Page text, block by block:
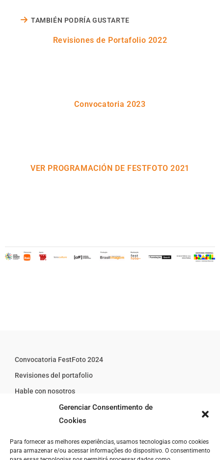
Gerenciar Consentimento de
Cookies
Para fornecer as melhores experiências, usamos tecnologias como cookies
para armazenar e/ou acessar informações do dispositivo. O consentimento
TAMBIÉN PODRÍA GUSTARTE
Revisiones de Portafolio 2022
Convocatoria 2023
VER PROGRAMACIÓN DE FESTFOTO 2021
Convocatoria FestFoto 2024
Revisiones del portafolio
Hable con nosotros
Reglas de la Convocatoria FestFoto 2024